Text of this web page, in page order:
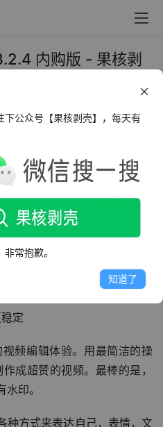
内购版 - 果核剥
开发
频编辑/制作 APP
秀特性：
定
频编辑体验。用最简洁的操
成超赞的视频。最棒的是，
印。
种方式来表达自己，表情，文
公众号【果核剥壳】，每天有
常抱歉。
知道了